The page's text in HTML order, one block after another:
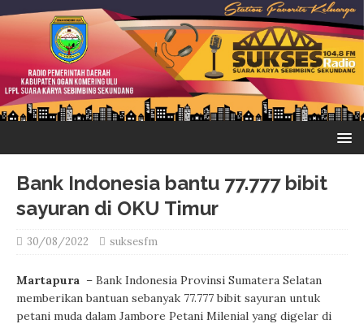
Bank Indonesia bantu 77.777 bibit
sayuran di OKU Timur
30/08/2022 suksesfm
Martapura – Bank Indonesia Provinsi Sumatera Selatan
memberikan bantuan sebanyak 77.777 bibit sayuran untuk
petani muda dalam Jambore Petani Milenial yang digelar di